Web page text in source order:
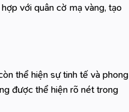
với quân cờ mạ vàng, tạo
thể hiện sự tinh tế và phong
được thể hiện rõ nét trong